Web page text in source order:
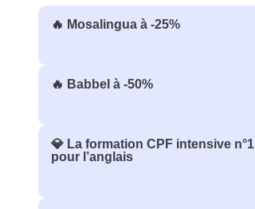
🔥 Mosalingua à -25%
🔥 Babbel à -50%
💎 La formation CPF intensive n°1
pour l’anglais